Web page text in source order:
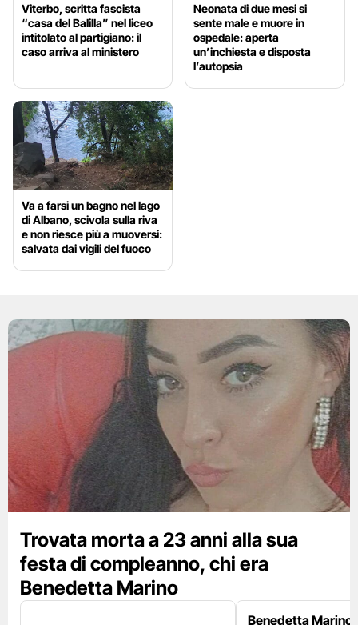
Viterbo, scritta fascista
“casa del Balilla” nel liceo
intitolato al partigiano: il
caso arriva al ministero
Neonata di due mesi si
sente male e muore in
ospedale: aperta
un’inchiesta e disposta
l’autopsia
Va a farsi un bagno nel lago
di Albano, scivola sulla riva
e non riesce più a muoversi:
salvata dai vigili del fuoco
Trovata morta a 23 anni alla sua
festa di compleanno, chi era
Benedetta Marino
Benedetta Marino